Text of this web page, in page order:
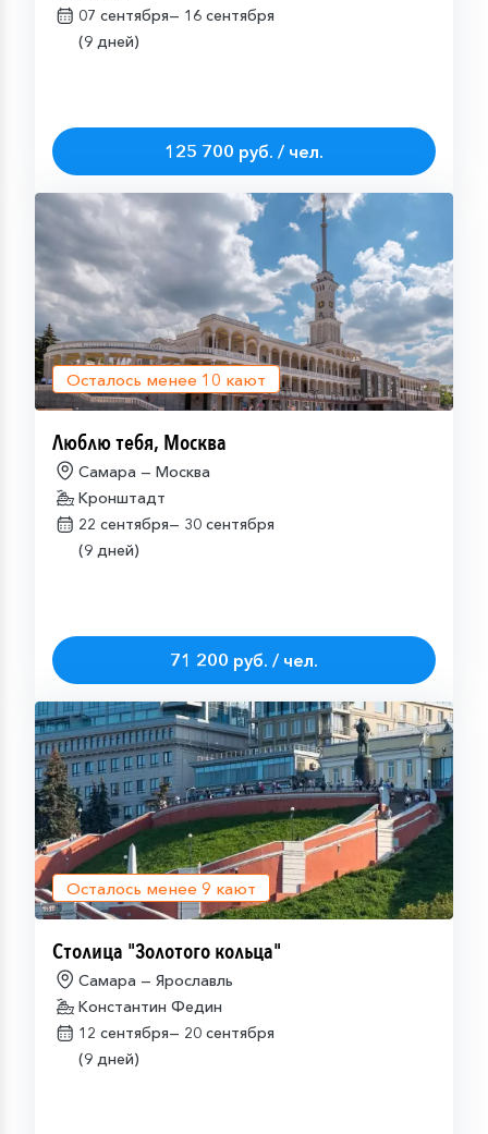
07 сентября— 16 сентября
(9 дней)
125 700 руб. / чел.
Осталось менее 10 кают
Люблю тебя, Москва
Самара — Москва
Кронштадт
22 сентября— 30 сентября
(9 дней)
71 200 руб. / чел.
Осталось менее 9 кают
Столица "Золотого кольца"
Самара — Ярославль
Константин Федин
12 сентября— 20 сентября
(9 дней)